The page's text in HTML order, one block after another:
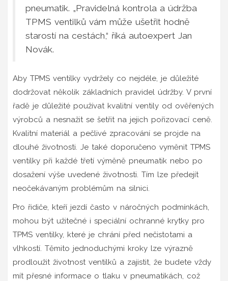
pneumatik. „Pravidelná kontrola a údržba
TPMS ventilků vám může ušetřit hodně
starostí na cestách,“ říká autoexpert Jan
Novák.
Aby TPMS ventilky vydržely co nejdéle, je důležité
dodržovat několik základních pravidel údržby. V první
řadě je důležité používat kvalitní ventily od ověřených
výrobců a nesnažit se šetřit na jejich pořizovací ceně.
Kvalitní materiál a pečlivé zpracování se projde na
dlouhé životnosti. Je také doporučeno vyměnit TPMS
ventilky při každé třetí výměně pneumatik nebo po
dosažení výše uvedené životnosti. Tím lze předejít
neočekávaným problémům na silnici.
Pro řidiče, kteří jezdí často v náročných podmínkách,
mohou být užitečné i speciální ochranné krytky pro
TPMS ventilky, které je chrání před nečistotami a
vlhkostí. Těmito jednoduchými kroky lze výrazně
prodloužit životnost ventilků a zajistit, že budete vždy
mít přesné informace o tlaku v pneumatikách, což